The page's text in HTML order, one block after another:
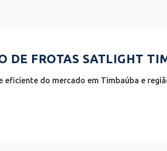
DE FROTAS SATLIGHT
do mercado em Timbaúba e